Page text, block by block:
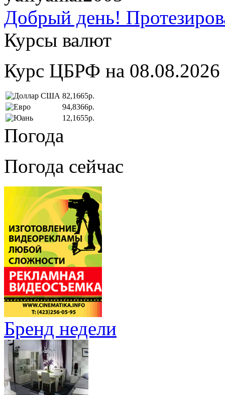
Добрый день!
Курсы валют
Курс ЦБРФ на 08.08.2026
82,1665р.
94,8366р.
12,1655р.
Погода
Погода сейчас
Бренд недели